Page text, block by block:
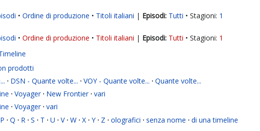
Ordine di produzione Titoli italiani | Tutti Stagioni: 1
Ordine di produzione Titoli italiani | Tutti Stagioni: 1
prodotti
· DSN - Quante volte... · VOY - Quante volte... · Quante volte...
· Voyager · New Frontier · vari
· Voyager · vari
P · Q · R · S · T · U · V · W · X · Y · Z · olografici · senza nome · di una timeline